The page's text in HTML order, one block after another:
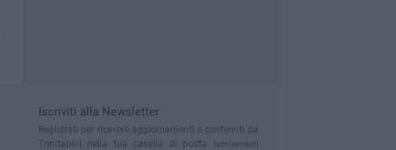
Iscriviti alla Newsletter
Registrati per ricevere aggiornamenti e contenuti da
Trinitapoli nella tua casella di posta
Iscrivendoti